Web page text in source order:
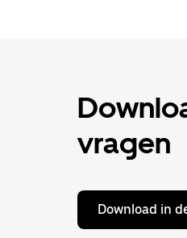
vragen
Download in